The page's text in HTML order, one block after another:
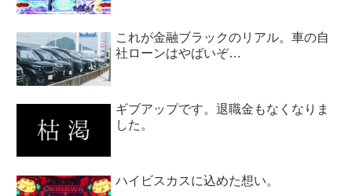
これが金融ブラックのリアル。車の自
社ローンはやばいぞ…
ギブアップです。退職金もなくなりま
した。
ハイビスカスに込めた想い。